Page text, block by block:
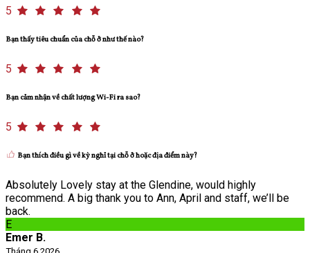
5
Bạn thấy tiêu chuẩn của chỗ ở như thế nào?
5
Bạn cảm nhận về chất lượng Wi-Fi ra sao?
5
Bạn thích điều gì về kỳ nghỉ tại chỗ ở hoặc địa điểm này?
Absolutely Lovely stay at the Glendine, would highly
recommend. A big thank you to Ann, April and staff, we’ll be
back.
E
Emer B.